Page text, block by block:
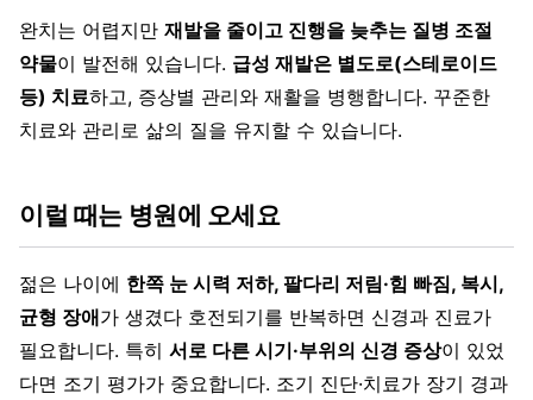
완치는 어렵지만 재발을 줄이고 진행을 늦추는 질병 조절
약물이 발전해 있습니다. 급성 재발은 별도로(스테로이드
등) 치료하고, 증상별 관리와 재활을 병행합니다. 꾸준한
치료와 관리로 삶의 질을 유지할 수 있습니다.
이럴 때는 병원에 오세요
젊은 나이에 한쪽 눈 시력 저하, 팔다리 저림·힘 빠짐, 복시,
균형 장애가 생겼다 호전되기를 반복하면 신경과 진료가
필요합니다. 특히 서로 다른 시기·부위의 신경 증상이 있었
다면 조기 평가가 중요합니다. 조기 진단·치료가 장기 경과